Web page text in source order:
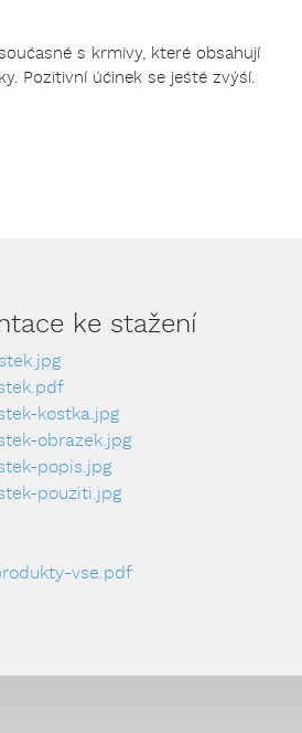
s krmivy, které obsahují
Pozitivní účinek se ještě zvýší.
ke stažení
kostka.jpg
obrazek.jpg
popis.jpg
pouziti.jpg
vse.pdf